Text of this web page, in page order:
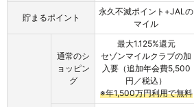
貯まるポイント
永久不滅ポイント+JALの
マイル
通常のシ
ョッピン
グ
最大1.125%還元
セゾンマイルクラブの加
入要（追加年会費5,500
円／税込）
※年1,500万円利用で無料